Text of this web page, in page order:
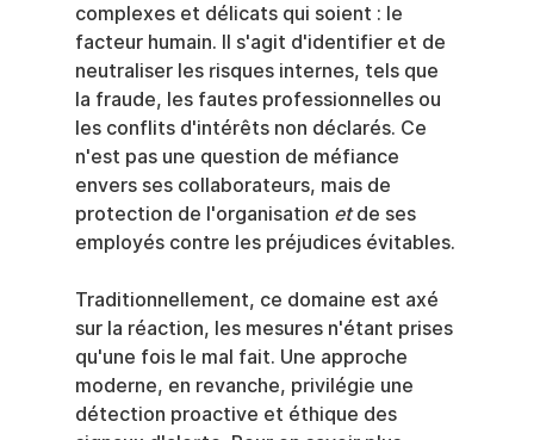
complexes et délicats qui soient : le
facteur humain. Il s'agit d'identifier et de
neutraliser les risques internes, tels que
la fraude, les fautes professionnelles ou
les conflits d'intérêts non déclarés. Ce
n'est pas une question de méfiance
envers ses collaborateurs, mais de
protection de l'organisation et de ses
employés contre les préjudices évitables.
Traditionnellement, ce domaine est axé
sur la réaction, les mesures n'étant prises
qu'une fois le mal fait. Une approche
moderne, en revanche, privilégie une
détection proactive et éthique des